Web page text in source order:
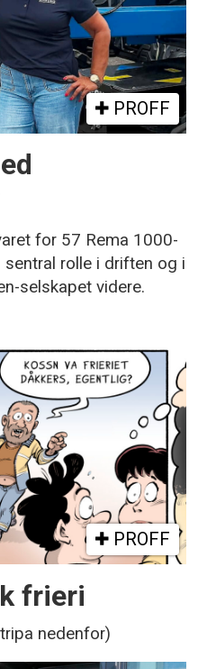
PROFF
for 57 Rema 1000-
sentral rolle i driften og i
selskapet videre.
PROFF
frieri
nedenfor)